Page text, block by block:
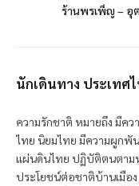
ร้านพรเพ็ญ – อุ
นักเดินทาง ประเทศ
ความรักชาติ หมายถึง มีคว
ไทย นิยมไทย มีความผูกพั
แผ่นดินไทย ปฏิบัติตนตาม
ประโยชน์ต่อชาติบ้านเมือง